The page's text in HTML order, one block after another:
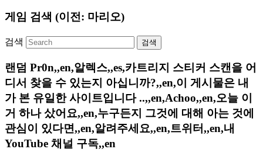
게임 검색 (이전: 마리오)
검색
랜덤 Pr0n,,en,알렉스,,es,카트리지 스티커 스캔을 어
디서 찾을 수 있는지 아십니까?,,en,이 게시물은 내
가 본 유일한 사이트입니다 ..,,en,Achoo,,en,오늘 이
거 하나 샀어요,,en,누구든지 그것에 대해 아는 것에
관심이 있다면,,en,알려주세요,,en,트위터,,en,내
YouTube 채널 구독,,en